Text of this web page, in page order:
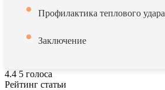
Профилактика теплового удара
Заключение
4.4 5 голоса
Рейтинг статьи